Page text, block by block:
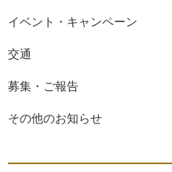
イベント・キャンペーン
交通
募集・ご報告
その他のお知らせ